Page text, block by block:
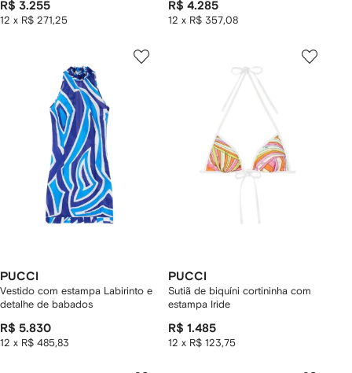
R$ 3.255
12 x R$ 271,25
R$ 4.285
12 x R$ 357,08
PUCCI
Vestido com estampa Labirinto e
detalhe de babados
R$ 5.830
12 x R$ 485,83
PUCCI
Sutiã de biquíni cortininha com
estampa Iride
R$ 1.485
12 x R$ 123,75